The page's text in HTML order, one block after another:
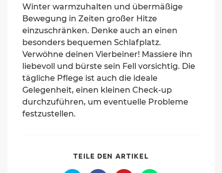
Winter warmzuhalten und übermäßige
Bewegung in Zeiten großer Hitze
einzuschränken. Denke auch an einen
besonders bequemen Schlafplatz.
Verwöhne deinen Vierbeiner! Massiere ihn
liebevoll und bürste sein Fell vorsichtig. Die
tägliche Pflege ist auch die ideale
Gelegenheit, einen kleinen Check-up
durchzuführen, um eventuelle Probleme
festzustellen.
TEILE DEN ARTIKEL